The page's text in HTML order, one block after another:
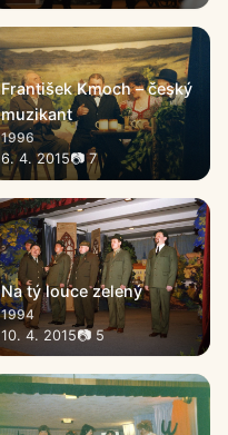
František Kmoch – český
muzikant
1996
6. 4. 2015📷 7
Na tý louce zelený
1994
10. 4. 2015📷 5